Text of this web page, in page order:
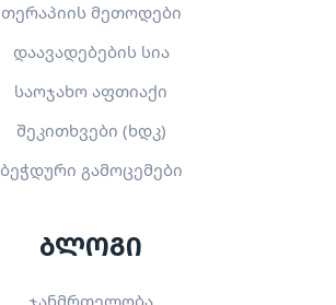
თერაპიის მეთოდები
დაავადებების სია
საოჯახო აფთიაქი
შეკითხვები (ხდკ)
ბეჭდური გამოცემები
ბლოგი